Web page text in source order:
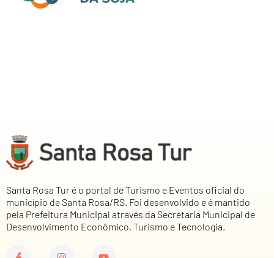
Santa Rosa Tur é o portal de Turismo e Eventos oficial do
município de Santa Rosa/RS. Foi desenvolvido e é mantido
pela Prefeitura Municipal através da Secretaria Municipal de
Desenvolvimento Econômico, Turismo e Tecnologia.